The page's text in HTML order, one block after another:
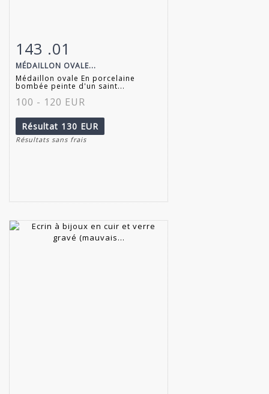
Fiche détaillée
143 .01
MÉDAILLON OVALE...
Médaillon ovale En porcelaine
bombée peinte d'un saint...
100 - 120 EUR
Résultat 130 EUR
Résultats sans frais